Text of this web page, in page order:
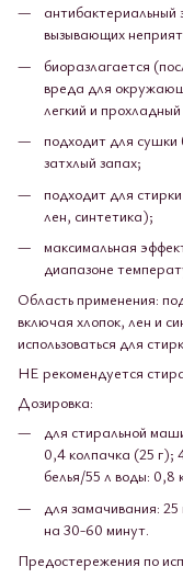
антибактериальный
вызывающих
биоразлагается
вреда для
легкий и
подходит для
затхлый запах;
подходит для
лен, синтетика);
максимальная
диапазоне
Область применения:
включая хлопок, лен и
использоваться для
НЕ рекомендуется
Дозировка:
для стиральной
0,4 колпачка (25 г);
белья/55 л воды: 0,8
для замачивания:
на 30-60 минут.
Предостережения по